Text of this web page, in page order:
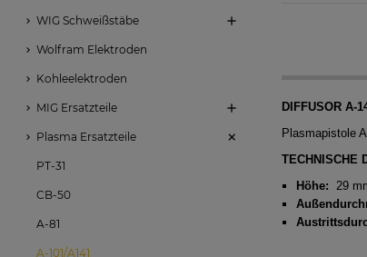
WIG Schweißstäbe
Wolfram Elektroden
Kohleelektroden
MIG Ersatzteile
Plasma Ersatzteile
PT-31
CB-50
A-81
A-101/A141
DIFFUSOR A-
Plasmapistole
TECHNISCHE
Höhe: 29